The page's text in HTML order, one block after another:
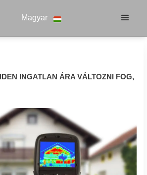
Magyar
INGATLAN ÁRA VÁLTOZNI FOG,